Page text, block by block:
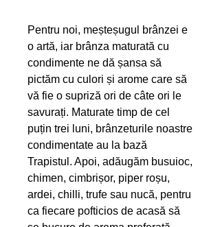
Pentru noi, meșteșugul brânzei e
o artă, iar brânza maturată cu
condimente ne dă șansa să
pictăm cu culori și arome care să
vă fie o supriză ori de câte ori le
savurați. Maturate timp de cel
puțin trei luni, brânzeturile noastre
condimentate au la bază
Trapistul. Apoi, adăugăm busuioc,
chimen, cimbrișor, piper roșu,
ardei, chilli, trufe sau nucă, pentru
ca fiecare pofticios de acasă să